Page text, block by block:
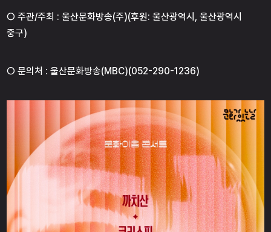
○ 주관/주최 : 울산문화방송(주)(후원: 울산광역시, 울산광역시
중구)
○ 문의처 : 울산문화방송(MBC)(052-290-1236)